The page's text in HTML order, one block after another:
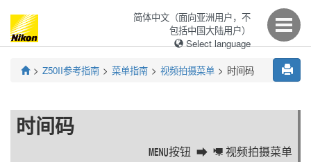
简体中文（面向亚洲用户，不
包括中国大陆用户）
Select language
Z50II参考指南 菜单指南 视频拍摄菜单 时间码
时间码
G按钮 1 视频拍摄菜单